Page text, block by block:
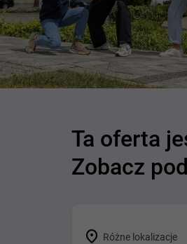
Ta oferta
Zobacz
Różne lokalizacje